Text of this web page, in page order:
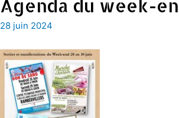
Agenda du week-
28 juin 2024